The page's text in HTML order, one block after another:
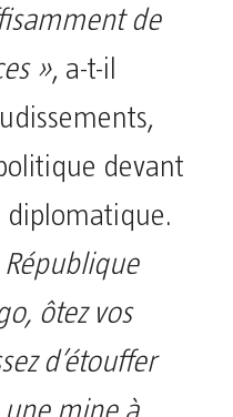
de
», a-t-il
devant
diplomatique.
République
ôtez vos
d’étouffer